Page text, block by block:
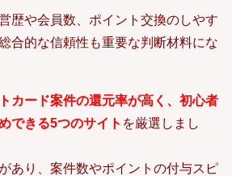
歴や会員数、ポイント交換のしやす
合的な信頼性も重要な判断材料にな
カード案件の還元率が高く、初心者
できる5つのサイト を厳選しまし
あり、案件数やポイントの付与スピ